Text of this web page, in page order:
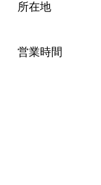
所在地
営業時間